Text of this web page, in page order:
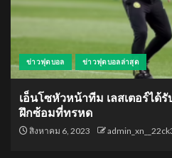
ข่าวฟุตบอล ข่าวฟุตบอลล่าสุด
เอ็นโซหัวหน้าทีม เลสเตอร์ได้
ฝึกซ้อมที่ทรหด
สิงหาคม 6, 2023